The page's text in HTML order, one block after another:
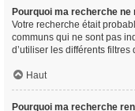
Pourquoi ma recherche
Votre recherche était
communs qui ne sont pas
d’utiliser les différents
Haut
Pourquoi ma recherche